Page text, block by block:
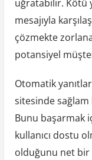
uğratabilir. Kötü
mesajıyla
çözmekte
potansiyel
Otomatik
sitesinde
Bunu başarmak
kullanıcı dostu
olduğunu net bir